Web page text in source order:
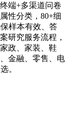
端+多渠道问卷
性分类，80+细
样本有效、答
研究服务流程，
政、家装、鞋
金融、零售、电
。